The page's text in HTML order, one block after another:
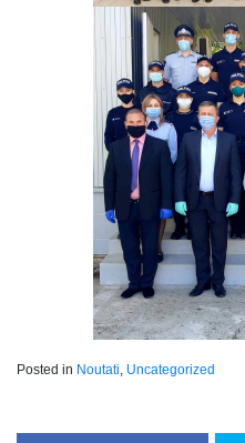
Posted in Noutati, Uncategorized